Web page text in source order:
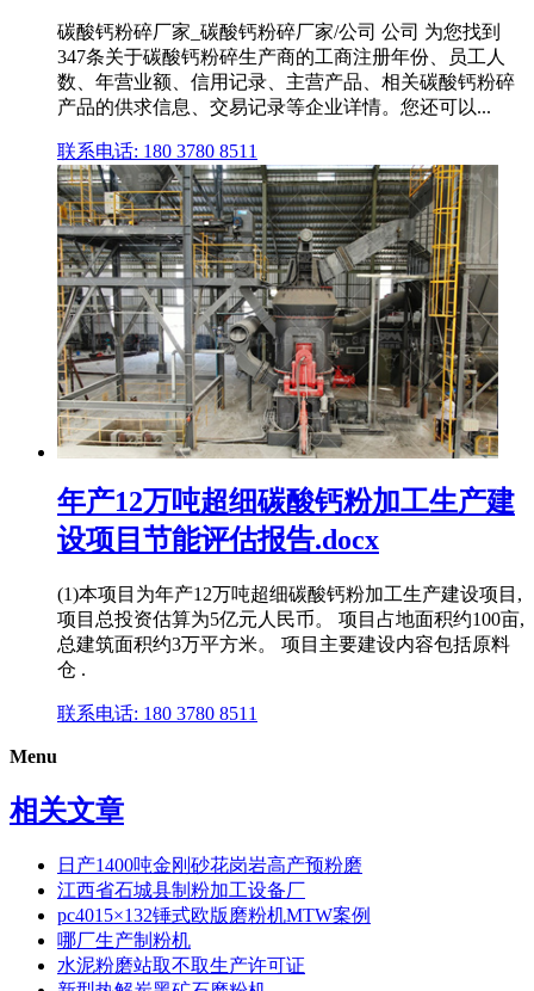
碳酸钙粉碎厂家_碳酸钙粉碎厂家/公司 公司 为您找到
347条关于碳酸钙粉碎生产商的工商注册年份、员工人
数、年营业额、信用记录、主营产品、相关碳酸钙粉碎
产品的供求信息、交易记录等企业详情。您还可以...
联系电话: 180 3780 8511
年产12万吨超细碳酸钙粉加工生产建
设项目节能评估报告.docx
(1)本项目为年产12万吨超细碳酸钙粉加工生产建设项目,
项目总投资估算为5亿元人民币。 项目占地面积约100亩,
总建筑面积约3万平方米。 项目主要建设内容包括原料
仓 .
联系电话: 180 3780 8511
Menu
相关文章
日产1400吨金刚砂花岗岩高产预粉磨
江西省石城县制粉加工设备厂
pc4015×132锤式欧版磨粉机MTW案例
哪厂生产制粉机
水泥粉磨站取不取生产许可证